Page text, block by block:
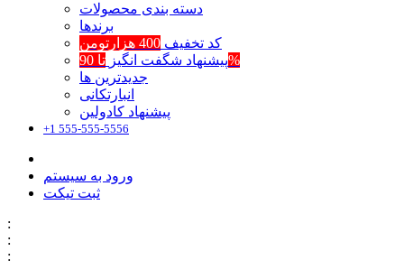
دسته بندی محصولات
برند‌ها
کد تخفیف 400 هزارتومن
پیشنهاد شگفت انگیزتا 90%
جدیدترین ها
انبارتکانی
پیشنهاد کادولین
+1 555-555-5556
ورود به سیستم
ثبت تیکت
:
:
: